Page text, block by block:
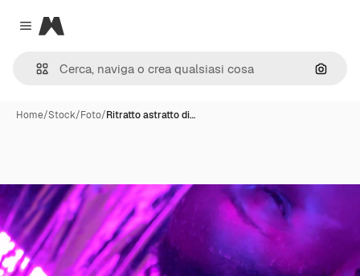
Close menu
Magnific
Cerca
Home/Stock/Foto/Ritratto astratto di…